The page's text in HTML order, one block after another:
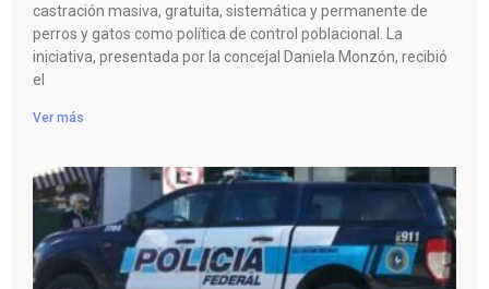
castración masiva, gratuita, sistemática y permanente de
perros y gatos como política de control poblacional. La
iniciativa, presentada por la concejal Daniela Monzón, recibió
el
Ver más